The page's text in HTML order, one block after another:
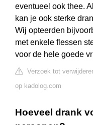
eventueel ook thee.
kan je ook sterke
Wij opteerden
met enkele flessen
voor de hele goede
Verzoek tot
op kadolog.com
Hoeveel drank